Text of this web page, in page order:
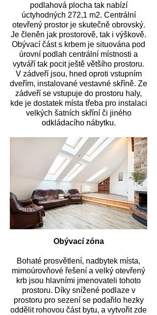
podlahová plocha tak nabízí
úctyhodných 272,1 m2. Centrální
otevřený prostor je skutečně obrovský.
Je členěn jak prostorově, tak i výškově.
Obývací část s krbem je situována pod
úrovní podlah centrální místnosti a
vytváří tak pocit ještě většího prostoru.
V zádveří jsou, hned oproti vstupním
dveřím, instalované vestavné skříně. Ze
zádveří se vstupuje do prostoru haly,
kde je dostatek místa třeba pro instalaci
velkých šatních skříní či jiného
odkládacího nábytku.
Obývací zóna
Bohaté prosvětlení, nadbytek místa,
mimoúrovňové řešení a velký otevřený
krb jsou hlavními jmenovateli tohoto
prostoru. Díky snížené podlaze v
prostoru pro sezení se podařilo hezky
oddělit rohovou část bytu, a vytvořit zde